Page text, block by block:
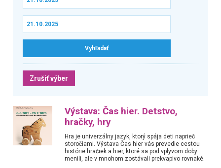
Zrušiť výber
Výstava: Čas hier. Detstvo,
hračky, hry
Hra je univerzálny jazyk, ktorý spája deti naprieč
storočiami. Výstava Čas hier vás prevedie cestou
histórie hračiek a hier, ktoré sa pod vplyvom doby
menili, ale v mnohom zostávali prekvapivo rovnaké.